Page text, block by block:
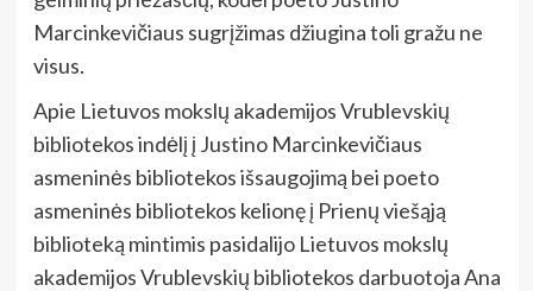
Marcinkevičiaus sugrįžimas džiugina toli gražu ne
visus.
Apie Lietuvos mokslų akademijos Vrublevskių
bibliotekos indėlį į Justino Marcinkevičiaus
asmeninės bibliotekos išsaugojimą bei poeto
asmeninės bibliotekos kelionę į Prienų viešąją
biblioteką mintimis pasidalijo Lietuvos mokslų
akademijos Vrublevskių bibliotekos darbuotoja Ana